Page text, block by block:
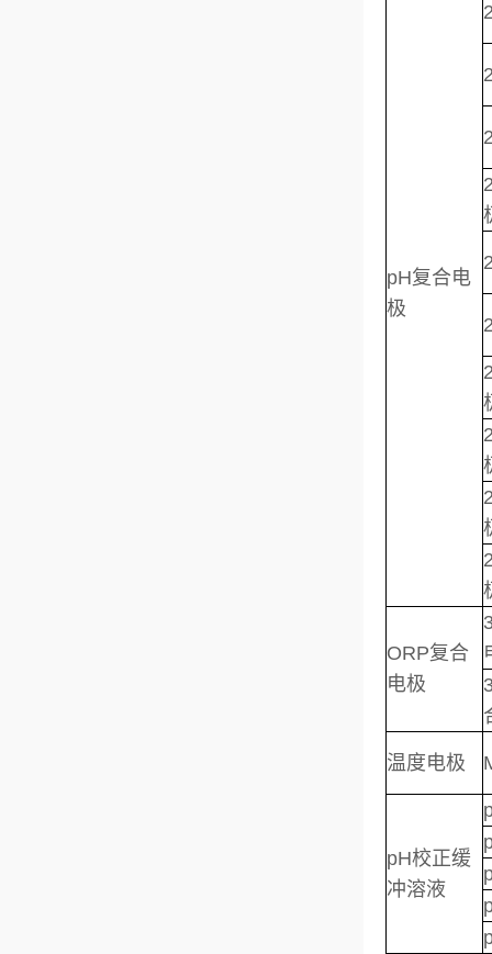
pH复合电
极
ORP复合
电极
温度电极
pH校正缓
冲溶液